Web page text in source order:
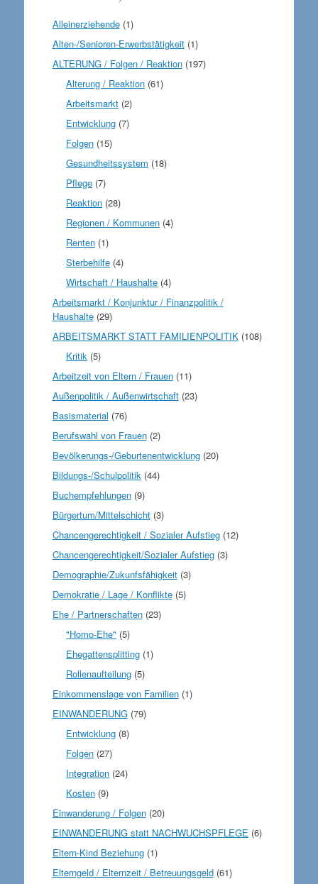
Alleinerziehende(1)
Alten-/Senioren-Erwerbstätigkeit(1)
ALTERUNG / Folgen / Reaktion(197)
Alterung / Reaktion (61)
Arbeitsmarkt (2)
Entwicklung (7)
Folgen (15)
Gesundheitssystem (18)
Pflege (7)
Reaktion (28)
Regionen / Kommunen (4)
Renten (1)
Sterbehilfe (4)
Wirtschaft / Haushalte (4)
Arbeitsmarkt / Konjunktur / Finanzpolitik /
Haushalte(29)
ARBEITSMARKT STATT FAMILIENPOLITIK(108)
Kritik (5)
Arbeitzeit von Eltern / Frauen(11)
Außenpolitik / Außenwirtschaft(23)
Basismaterial (76)
Berufswahl von Frauen(2)
Bevölkerungs-/Geburtenentwicklung(20)
Bildungs-/Schulpolitik (44)
Buchempfehlungen(9)
Bürgertum/Mittelschicht(3)
Chancengerechtigkeit / Sozialer Aufstieg(12)
Chancengerechtigkeit/Sozialer Aufstieg(3)
Demographie/Zukunfsfähigkeit(3)
Demokratie / Lage / Konflikte(5)
Ehe / Partnerschaften(23)
"Homo-Ehe" (5)
Ehegattensplitting (1)
Rollenaufteilung (5)
Einkommenslage von Familien(1)
EINWANDERUNG(79)
Entwicklung (8)
Folgen (27)
Integration (24)
Kosten (9)
Einwanderung / Folgen(20)
EINWANDERUNG statt NACHWUCHSPFLEGE (6)
Eltern-Kind Beziehung(1)
Elterngeld / Elternzeit / Betreuungsgeld(61)